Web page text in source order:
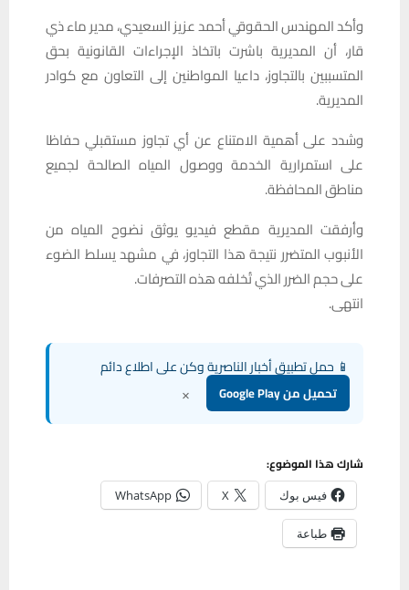
وأكد المهندس الحقوقي أحمد عزيز السعيدي، مدير ماء ذي
قار، أن المديرية باشرت باتخاذ الإجراءات القانونية بحق
المتسببين بالتجاوز، داعيا المواطنين إلى التعاون مع كوادر
المديرية.
وشدد على أهمية الامتناع عن أي تجاوز مستقبلي حفاظا
على استمرارية الخدمة ووصول المياه الصالحة لجميع
مناطق المحافظة.
وأرفقت المديرية مقطع فيديو يوثق نضوح المياه من
الأنبوب المتضرر نتيجة هذا التجاوز، في مشهد يسلط الضوء
على حجم الضرر الذي تُخلفه هذه التصرفات.
انتهى.
📱 حمل تطبيق أخبار الناصرية وكن على اطلاع دائم
تحميل من Google Play ×
شارك هذا الموضوع:
فيس بوك X
WhatsApp
طباعة